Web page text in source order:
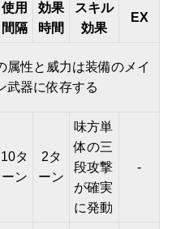
使用
間隔
効果
時間
スキル
効果
EX
属性と威力は装備のメイ
武器に依存する
10タ
ーン
2タ
ーン
味方単
体の三
段攻撃
が確実
に発動
-